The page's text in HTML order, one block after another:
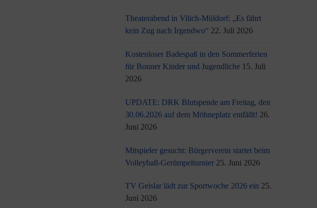
Theaterabend in Vilich-Müldorf: „Es fährt
kein Zug nach Irgendwo“ 22. Juli 2026
Kostenloser Badespaß in den Sommerferien
für Bonner Kinder und Jugendliche 15. Juli
2026
UPDATE: DRK Blutspende am Freitag, den
30.06.2026 auf dem Möhneplatz entfällt! 26.
Juni 2026
Mitspieler gesucht: Bürgerverein startet beim
Volleyball-Gerümpelturnier 25. Juni 2026
TV Geislar lädt zur Sportwoche 2026 ein 25.
Juni 2026